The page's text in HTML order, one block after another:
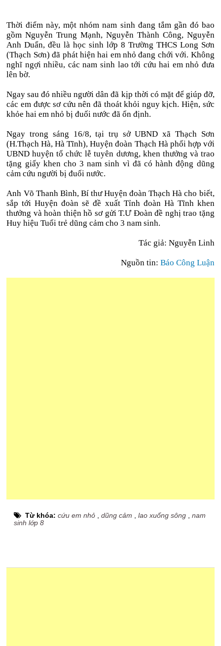
Thời điểm này, một nhóm nam sinh đang tắm gần đó bao
gồm Nguyễn Trung Mạnh, Nguyễn Thành Công, Nguyễn
Anh Duẩn, đều là học sinh lớp 8 Trường THCS Long Sơn
(Thạch Sơn) đã phát hiện hai em nhỏ đang chới với. Không
nghĩ ngợi nhiều, các nam sinh lao tới cứu hai em nhỏ đưa
lên bờ.
Ngay sau đó nhiều người dân đã kịp thời có mặt để giúp đỡ,
các em được sơ cứu nên đã thoát khỏi nguy kịch. Hiện, sức
khỏe hai em nhỏ bị đuối nước đã ổn định.
Ngay trong sáng 16/8, tại trụ sở UBND xã Thạch Sơn
(H.Thạch Hà, Hà Tĩnh), Huyện đoàn Thạch Hà phối hợp với
UBND huyện tổ chức lễ tuyên dương, khen thưởng và trao
tặng giấy khen cho 3 nam sinh vì đã có hành động dũng
cảm cứu người bị đuối nước.
Anh Võ Thanh Bình, Bí thư Huyện đoàn Thạch Hà cho biết,
sắp tới Huyện đoàn sẽ đề xuất Tỉnh đoàn Hà Tĩnh khen
thưởng và hoàn thiện hồ sơ gửi T.Ư Đoàn đề nghị trao tặng
Huy hiệu Tuổi trẻ dũng cảm cho 3 nam sinh.
Tác giả: Nguyễn Linh
Nguồn tin: Báo Công Luận
Từ khóa:cứu em nhỏ ,dũng cảm ,lao xuống sông ,nam
sinh lớp 8